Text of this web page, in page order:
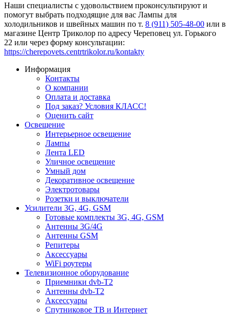
Наши специалисты с удовольствием проконсультируют и
помогут выбрать подходящие для вас Лампы для
холодильников и швейных машин по т. 8 (911) 505-48-00 или в
магазине Центр Триколор по адресу Череповец ул. Горького
22 или через форму консультации:
https://cherepovets.centrtrikolor.ru/kontakty
Информация
Контакты
О компании
Оплата и доставка
Под заказ? Условия КЛАСС!
Оценить сайт
Освещение
Интерьерное освещение
Лампы
Лента LED
Уличное освещение
Умный дом
Декоративное освещение
Электротовары
Розетки и выключатели
Усилители 3G, 4G, GSM
Готовые комплекты 3G, 4G, GSM
Антенны 3G/4G
Антенны GSM
Репитеры
Аксессуары
WiFi роутеры
Телевизионное оборудование
Приемники dvb-T2
Антенны dvb-T2
Аксессуары
Спутниковое ТВ и Интернет